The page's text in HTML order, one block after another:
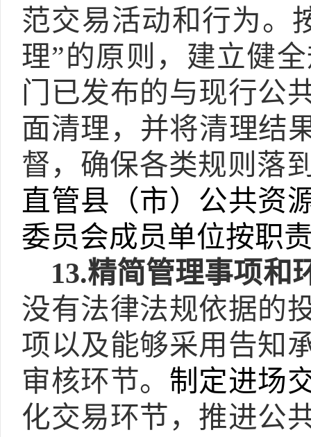
范交易活动和行为。
理”的原则，建立健
门已发布的与现行公
面清理，并将清理结
督，确保各类规则落
直管县（市）公共资
委员会成员单位按职
13.精简管理事项和
没有法律法规依据的
项以及能够采用告知
审核环节。 制定进场
化交易环节，推进公